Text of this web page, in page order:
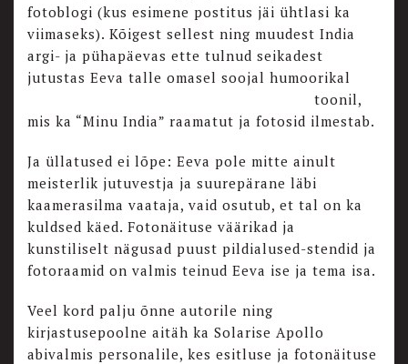
fotoblogi (kus esimene postitus jäi ühtlasi ka
viimaseks). Kõigest sellest ning muudest India
argi- ja pühapäevas ette tulnud seikadest
jutustas Eeva talle omasel soojal humoorikal
toonil,
mis ka “Minu India” raamatut ja fotosid ilmestab.
Ja üllatused ei lõpe: Eeva pole mitte ainult
meisterlik jutuvestja ja suurepärane läbi
kaamerasilma vaataja, vaid osutub, et tal on ka
kuldsed käed. Fotonäituse väärikad ja
kunstiliselt nägusad puust pildialused-stendid ja
fotoraamid on valmis teinud Eeva ise ja tema isa.
Veel kord palju õnne autorile ning
kirjastusepoolne aitäh ka Solarise Apollo
abivalmis personalile, kes esitluse ja fotonäituse